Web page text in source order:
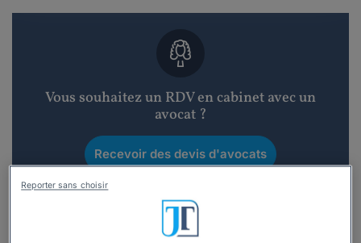
Vous souhaitez un RDV en cabinet avec un
avocat ?
Recevoir des devis d'avocats
Reporter sans choisir